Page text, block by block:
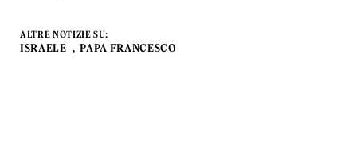
ALTRE NOTIZIE SU:
ISRAELE PAPA FRANCESCO